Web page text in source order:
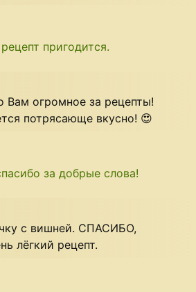
пригодится.
Вам огромное за рецепты!
потрясающе вкусно! 😍
за добрые слова!
с вишней. СПАСИБО,
лёгкий рецепт.